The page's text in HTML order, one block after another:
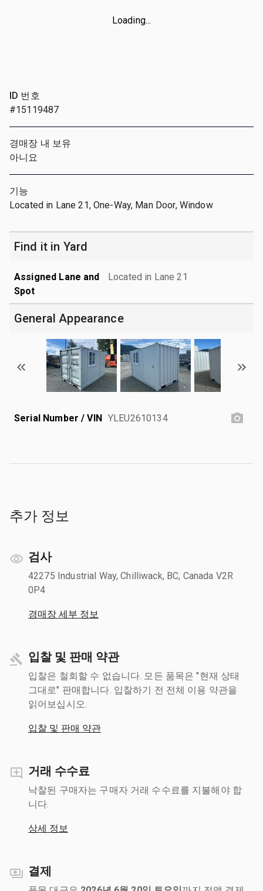
Loading...
ID 번호
#15119487
경매장 내 보유
아니요
기능
Located in Lane 21, One-Way, Man Door, Window
Find it in Yard
Assigned Lane and
Spot
Located in Lane 21
General Appearance
Serial Number / VIN YLEU2610134
추가 정보
검사
42275 Industrial Way, Chilliwack, BC, Canada V2R
0P4
경매장 세부 정보
입찰 및 판매 약관
입찰은 철회할 수 없습니다. 모든 품목은 "현재 상태
그대로" 판매합니다. 입찰하기 전 전체 이용 약관을
읽어보십시오.
입찰 및 판매 약관
거래 수수료
낙찰된 구매자는 구매자 거래 수수료를 지불해야 합
니다.
상세 정보
결제